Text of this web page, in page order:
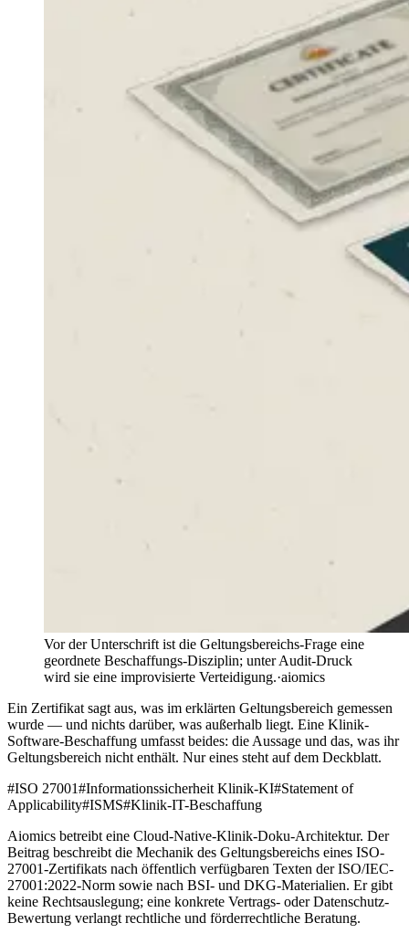
Vor der Unterschrift ist die Geltungsbereichs-Frage eine
geordnete Beschaffungs-Disziplin; unter Audit-Druck
wird sie eine improvisierte Verteidigung.·aiomics
Ein Zertifikat sagt aus, was im erklärten Geltungsbereich gemessen
wurde — und nichts darüber, was außerhalb liegt. Eine Klinik-
Software-Beschaffung umfasst beides: die Aussage und das, was ihr
Geltungsbereich nicht enthält. Nur eines steht auf dem Deckblatt.
#ISO 27001#Informationssicherheit Klinik-KI#Statement of
Applicability#ISMS#Klinik-IT-Beschaffung
Aiomics betreibt eine Cloud-Native-Klinik-Doku-Architektur. Der
Beitrag beschreibt die Mechanik des Geltungsbereichs eines ISO-
27001-Zertifikats nach öffentlich verfügbaren Texten der ISO/IEC-
27001:2022-Norm sowie nach BSI- und DKG-Materialien. Er gibt
keine Rechtsauslegung; eine konkrete Vertrags- oder Datenschutz-
Bewertung verlangt rechtliche und förderrechtliche Beratung.